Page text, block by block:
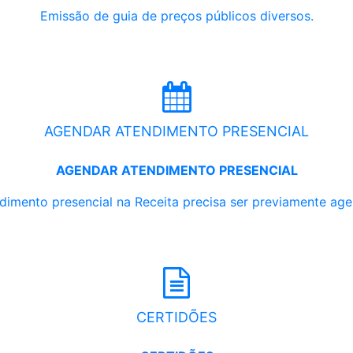
Emissão de guia de preços públicos diversos.
AGENDAR ATENDIMENTO PRESENCIAL
AGENDAR ATENDIMENTO PRESENCIAL
presencial na Receita precisa ser previamente
CERTIDÕES